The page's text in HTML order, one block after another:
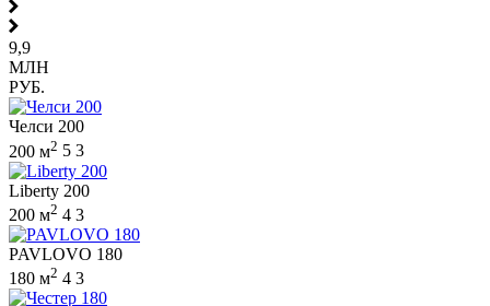
9,9
МЛН
РУБ.
Челси 200
200 м2 5 3
Liberty 200
200 м2 4 3
PAVLOVO 180
180 м2 4 3